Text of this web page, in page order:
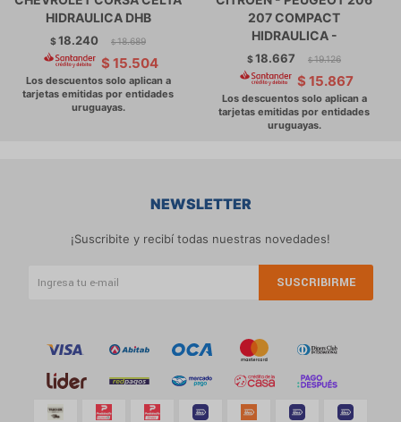
HIDRAULICA DHB
$18.240 $ 18.689
$ 15.504
207 COMPACT
HIDRAULICA -
$18.667 $ 19.126
$ 15.867
NEWSLETTER
¡Suscribite y recibí todas nuestras novedades!
SUSCRIBIRME